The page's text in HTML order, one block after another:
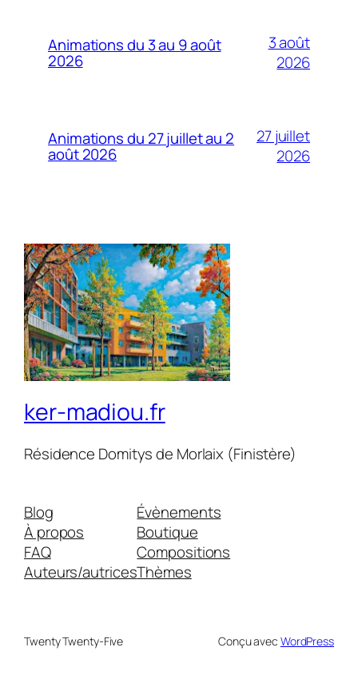
Animations du 3 au 9 août
2026
3 août
2026
Animations du 27 juillet au 2
août 2026
27 juillet
2026
ker-madiou.fr
Résidence Domitys de Morlaix (Finistère)
Blog
À propos
FAQ
Auteurs/autrices
Évènements
Boutique
Compositions
Thèmes
Twenty Twenty-Five Conçu avec WordPress